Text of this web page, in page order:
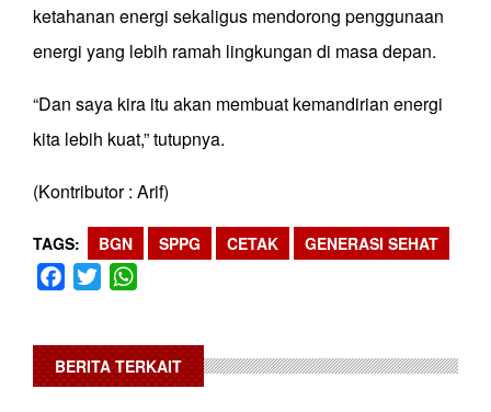
ketahanan energi sekaligus mendorong penggunaan
energi yang lebih ramah lingkungan di masa depan.
“Dan saya kira itu akan membuat kemandirian energi
kita lebih kuat,” tutupnya.
(Kontributor : Arif)
TAGS BGN SPPG CETAK GENERASI SEHAT
Facebook
Twitter
BERITA TERKAIT